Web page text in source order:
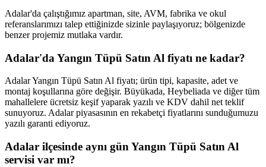
Adalar'da çalıştığımız apartman, site, AVM, fabrika ve okul
referanslarımızı talep ettiğinizde sizinle paylaşıyoruz; bölgenizde
benzer projemiz mutlaka vardır.
Adalar'da Yangın Tüpü Satın Al fiyatı ne kadar?
Adalar Yangın Tüpü Satın Al fiyatı; ürün tipi, kapasite, adet ve
montaj koşullarına göre değişir. Büyükada, Heybeliada ve diğer tüm
mahallelere ücretsiz keşif yaparak yazılı ve KDV dahil net teklif
sunuyoruz. Adalar piyasasının en rekabetçi fiyatlarını sunduğumuzu
yazılı garanti ediyoruz.
Adalar ilçesinde aynı gün Yangın Tüpü Satın Al
servisi var mı?